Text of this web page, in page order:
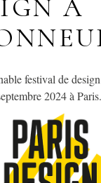
À
festival de
2024 à Paris.